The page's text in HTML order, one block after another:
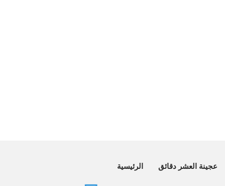
عجينة العشر دقائق الرئيسية